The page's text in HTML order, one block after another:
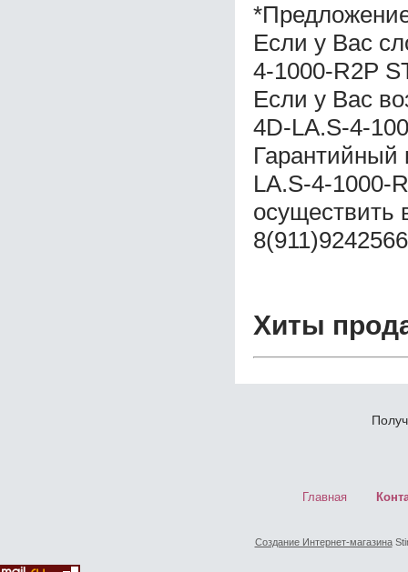
Если у Вас
4-1000-R2P
Если у Вас
4D-LA.S-4-
Гарантийный
LA.S-4-1000-
осуществить
Хиты
Главная
Создание Интернет-магазина